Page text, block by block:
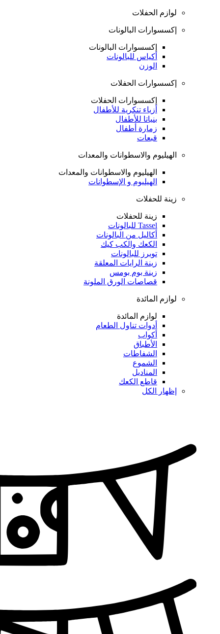
لوازم الحفلات
إكسسوارات البالونات
إكسسوارات البالونات
أكياس للبالونات
الوزن
إكسسوارات الحفلات
إكسسوارات الحفلات
أزياء تنكرية للأطفال
بنياتا للأطفال
زمارة أطفال
قبعات
الهيليوم والاسطوانات والمعدات
الهيليوم والاسطوانات والمعدات
الهيليوم و الإسطوانات
زينة للحفلات
زينة للحفلات
Tassel للبالونات
أكاليل من البالونات
الكعك والكب كيك
توبرز للبالونات
زينة الرايات المعلقة
زينة بوم بومس
قصاصات الورق الملونة
لوازم المائدة
لوازم المائدة
أدوات تناول الطعام
أكواب
الأطباق
الشفاطات
الشموع
المناديل
قاطع الكعك
إظهار الكل